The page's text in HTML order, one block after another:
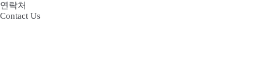
연락처
Contact Us